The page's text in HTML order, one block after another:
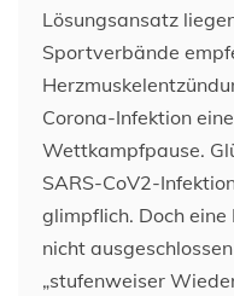
Lösungsansatz
Sportverbände
Corona-Infektion
Wettkampfpause.
SARS-CoV2-
glimpflich. Doch
nicht
„stufenweiser